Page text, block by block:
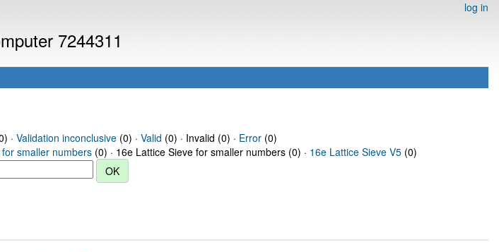
log in
7244311
· Validation inconclusive(0) · Valid (0) · Invalid (0) · Error(0)
smaller numbers (0) · 16e Lattice Sieve for smaller numbers (0) · 16e Lattice Sieve V5 (0)